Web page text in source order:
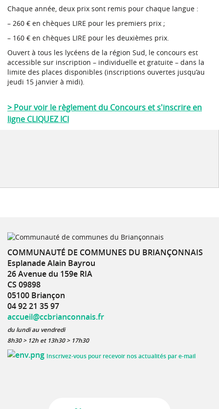
Chaque année, deux prix sont remis pour chaque langue :
– 260 € en chèques LIRE pour les premiers prix ;
– 160 € en chèques LIRE pour les deuxièmes prix.
Ouvert à tous les lycéens de la région Sud, le concours est
accessible sur inscription – individuelle et gratuite – dans la
limite des places disponibles (inscriptions ouvertes jusqu’au
jeudi 15 janvier à midi).
> Pour voir le règlement du Concours et s'inscrire en
ligne CLIQUEZ ICI
COMMUNAUTÉ DE COMMUNES DU BRIANÇONNAIS
Esplanade Alain Bayrou
26 Avenue du 159e RIA
CS 09898
05100 Briançon
04 92 21 35 97
accueil@ccbrianconnais.fr
du lundi au vendredi
8h30 > 12h et 13h30 > 17h30
Inscrivez-vous pour recevoir nos actualités par e-mail